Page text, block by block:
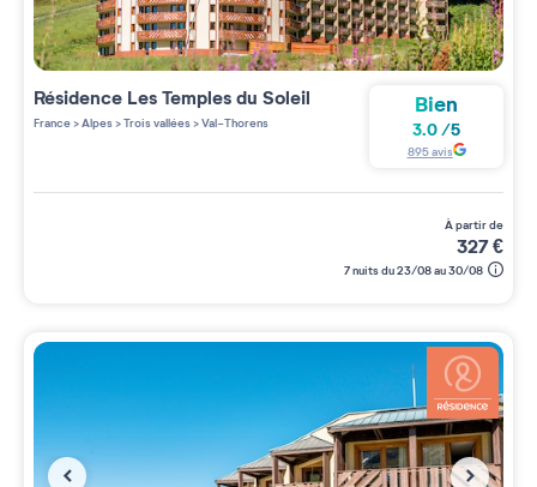
Résidence Les Temples du Soleil
France>Alpes>Trois vallées>Val-Thorens
Bien
3.0/5
895avis
à partir de
327€
7 nuits du 23/08 au 30/08